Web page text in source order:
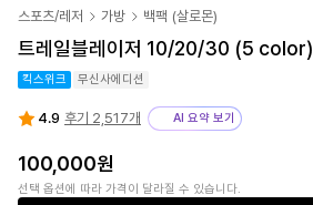
스포츠/레저 가방 백팩 (살로몬)
트레일블레이저 10/20/30 (5 color)
킥스위크 무신사에디션
4.9 후기 2,517개 AI 요약 보기
100,000원
선택 옵션에 따라 가격이 달라질 수 있습니다.